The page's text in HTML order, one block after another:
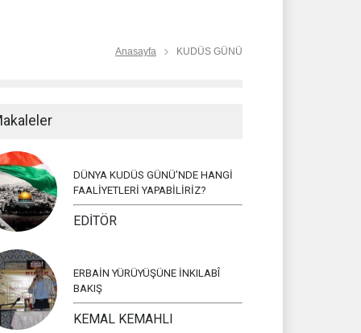
Anasayfa KUDÜS GÜNÜ
DÜNYA KUDÜS GÜNÜ’NDE HANGİ
FAALİYETLERİ YAPABİLİRİZ?
EDİTÖR
ERBAİN YÜRÜYÜŞÜNE İNKILABÎ
BAKIŞ
KEMAL KEMAHLI